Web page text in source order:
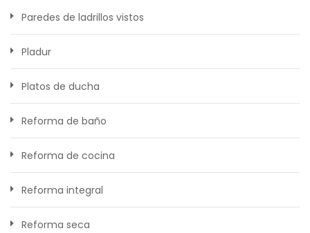
Paredes de ladrillos vistos
Pladur
Platos de ducha
Reforma de baño
Reforma de cocina
Reforma integral
Reforma seca